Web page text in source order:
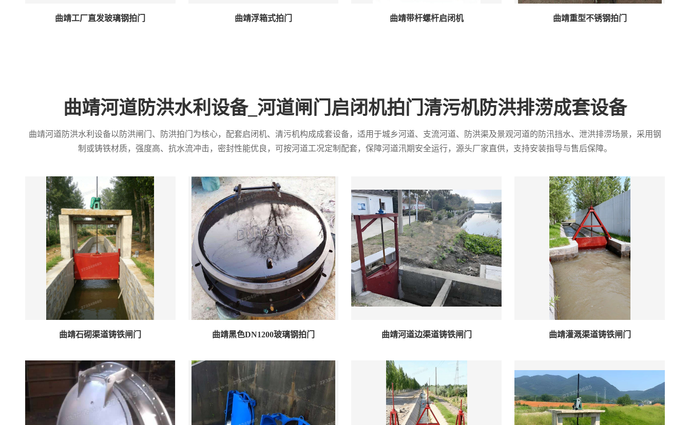
曲靖工厂直发玻璃钢拍门 曲靖浮箱式拍门 曲靖带杆螺杆启闭机 曲靖重型不锈钢拍门
曲靖河道防洪水利设备_河道闸门启闭机拍门清污机防洪排涝成套设备
曲靖河道防洪水利设备以防洪闸门、防洪拍门为核心，配套启闭机、清污机构成成套设备，适用于城乡河道、支流河道、防洪渠及景观河道的防汛挡水、泄洪排涝场景，采用钢
制或铸铁材质，强度高、抗水流冲击，密封性能优良，可按河道工况定制配套，保障河道汛期安全运行，源头厂家直供，支持安装指导与售后保障。
曲靖石砌渠道铸铁闸门 曲靖黑色DN1200玻璃钢拍门 曲靖河道边渠道铸铁闸门 曲靖灌溉渠道铸铁闸门